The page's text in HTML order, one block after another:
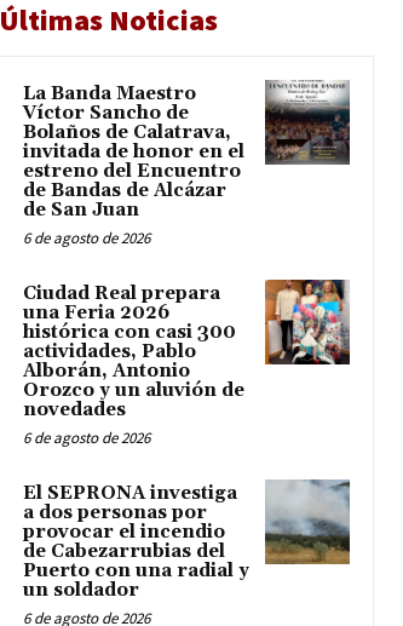
Últimas Noticias
La Banda Maestro
Víctor Sancho de
Bolaños de Calatrava,
invitada de honor en el
estreno del Encuentro
de Bandas de Alcázar
de San Juan
6 de agosto de 2026
Ciudad Real prepara
una Feria 2026
histórica con casi 300
actividades, Pablo
Alborán, Antonio
Orozco y un aluvión de
novedades
6 de agosto de 2026
El SEPRONA investiga
a dos personas por
provocar el incendio
de Cabezarrubias del
Puerto con una radial y
un soldador
6 de agosto de 2026